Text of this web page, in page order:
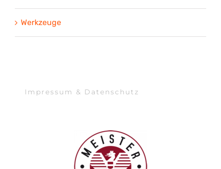
Werkzeuge
Impressum & Datenschutz